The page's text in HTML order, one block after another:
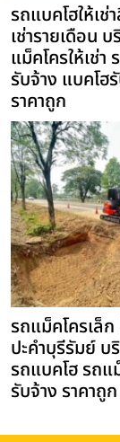
รถแบคโฮให้เช่
เช่ารายเดือน บ
แม็คโครให้เช่า
รับจ้าง แบคโฮ
ราคาถูก
รถแม็คโครเล็ก
ปะคำบุรีรัมย์ บริ
รถแบคโฮ รถแ
รับจ้าง ราคาถูก